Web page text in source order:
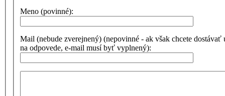
Meno (povinné):
Mail (nebude zverejnený) (nepovinné - ak však chcete dostávať
na odpovede, e-mail musí byť vyplnený):